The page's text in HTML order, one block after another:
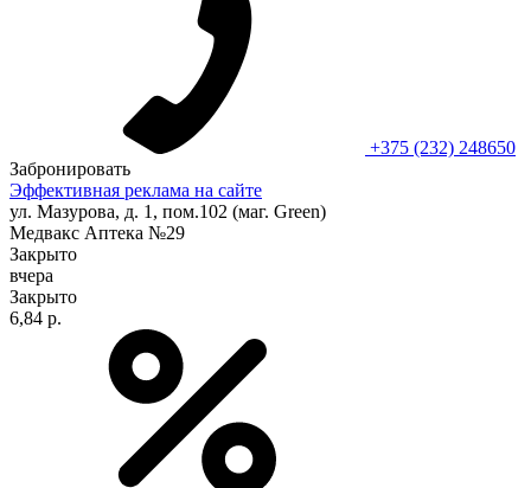
+375 (232) 248650
Забронировать
Эффективная реклама на сайте
ул. Мазурова, д. 1, пом.102 (маг. Green)
Медвакс Аптека №29
Закрыто
вчера
Закрыто
6,84 р.